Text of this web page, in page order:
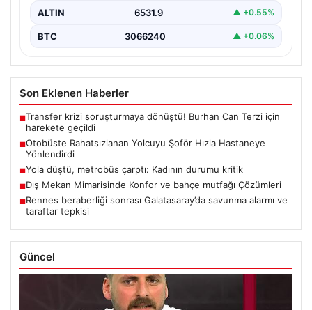
ALTIN 6531.9 ▲ +0.55%
BTC 3066240 ▲ +0.06%
Son Eklenen Haberler
■Transfer krizi soruşturmaya dönüştü! Burhan Can Terzi için
harekete geçildi
■Otobüste Rahatsızlanan Yolcuyu Şoför Hızla Hastaneye
Yönlendirdi
■Yola düştü, metrobüs çarptı: Kadının durumu kritik
■Dış Mekan Mimarisinde Konfor ve bahçe mutfağı Çözümleri
■Rennes beraberliği sonrası Galatasaray’da savunma alarmı ve
taraftar tepkisi
Güncel